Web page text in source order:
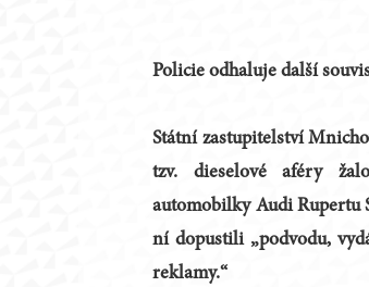
ZAHRANIČNÍ PARTNEŘI
Policie odhaluje další
Státní zastupitelství
tzv. dieselové aféry
automobilky Audi Rupertu
ní dopustili „podvodu,
reklamy.“